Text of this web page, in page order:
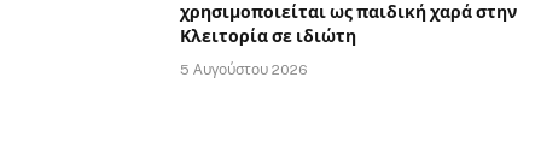
χρησιμοποιείται ως παιδική χαρά στην
Κλειτορία σε ιδιώτη
5 Αυγούστου 2026